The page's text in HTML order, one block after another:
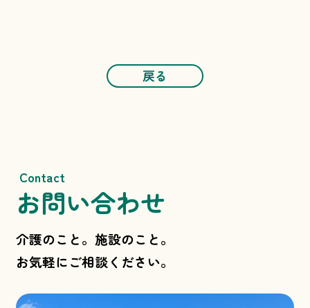
戻る
Contact
お問い合わせ
介護のこと。施設のこと。
お気軽にご相談ください。